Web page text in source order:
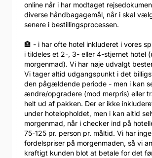
online når i har modtaget
diverse håndbagagemål, når i skal
senere i bestillingsprocessen.
🏣 - i har ofte hotel inkluderet i vores
i tildeles et 2-, 3- eller 4-stjernet hotel
morgenmad). Vi har nøje udvalgt
Vi tager altid udgangspunkt i det
den pågældende periode - men i kan
ændre/opgradere (mod merpris) eller
helt ud af pakken. Der er ikke
under hotelopholdet, men i kan altid
morgenmad, når i checker ind på
75-125 pr. person pr. måltid. Vi har
fordelspriser på morgenmaden, så vi
kraftigt kunden blot at betale for det